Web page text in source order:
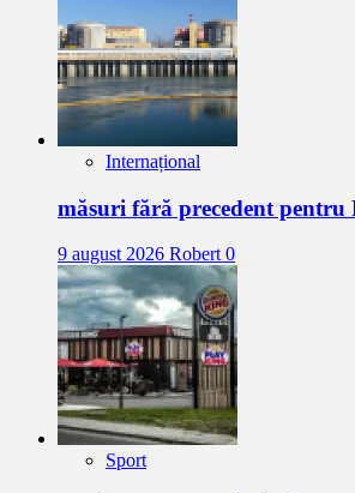
Internațional
măsuri fără precedent
9 august 2026 Robert0
Sport